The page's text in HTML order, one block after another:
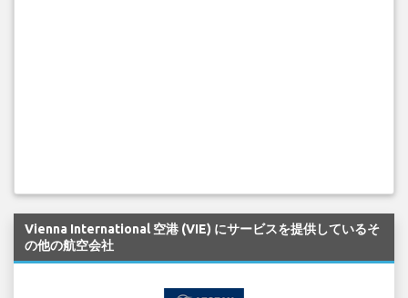
Vienna International 空港 (VIE) にサービスを提供しているそ
の他の航空会社